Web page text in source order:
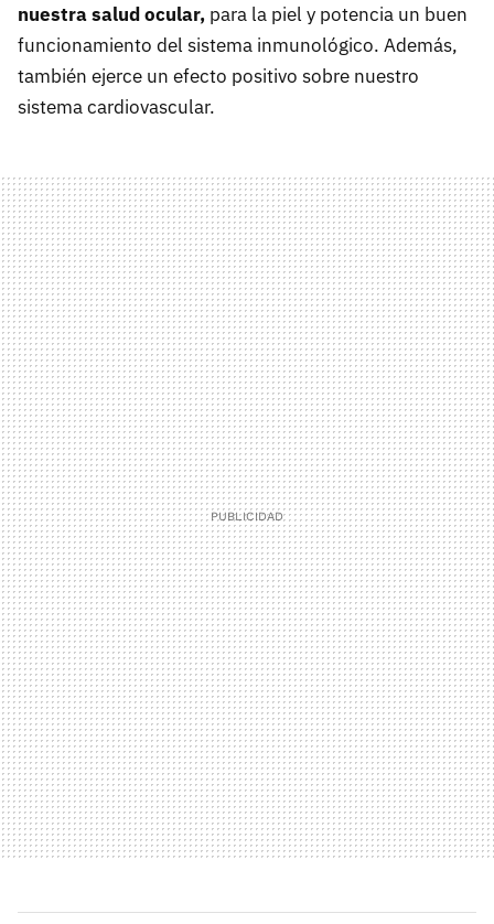
nuestra salud ocular, para la piel y potencia un buen
funcionamiento del sistema inmunológico. Además,
también ejerce un efecto positivo sobre nuestro
sistema cardiovascular.